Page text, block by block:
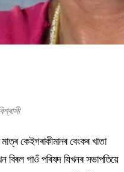
কেইগৰাকীমানৰ বেংকৰ খাতা
বিৰল গাওঁ পৰিষদ যিখনৰ সভাপতিয়ে